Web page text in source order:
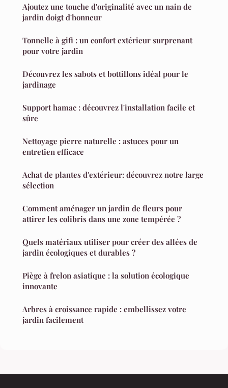
Ajoutez une touche d'originalité avec un nain de
jardin doigt d'honneur
Tonnelle à gifi : un confort extérieur surprenant
pour votre jardin
Découvrez les sabots et bottillons idéal pour le
jardinage
Support hamac : découvrez l'installation facile et
sûre
Nettoyage pierre naturelle : astuces pour un
entretien efficace
Achat de plantes d'extérieur: découvrez notre large
sélection
Comment aménager un jardin de fleurs pour
attirer les colibris dans une zone tempérée ?
Quels matériaux utiliser pour créer des allées de
jardin écologiques et durables ?
Piège à frelon asiatique : la solution écologique
innovante
Arbres à croissance rapide : embellissez votre
jardin facilement